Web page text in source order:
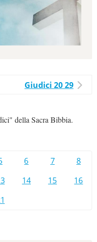
Giudici 20 29
della Sacra Bibbia.
6 7
8
14 15
16